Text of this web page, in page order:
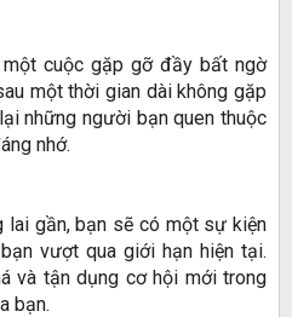
cuộc gặp gỡ đầy bất ngờ
một thời gian dài không gặp
những người bạn quen thuộc
nhớ.
gần, bạn sẽ có một sự kiện
vượt qua giới hạn hiện tại.
và tận dụng cơ hội mới trong
bạn.